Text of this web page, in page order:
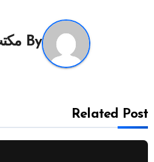
By
Related Post